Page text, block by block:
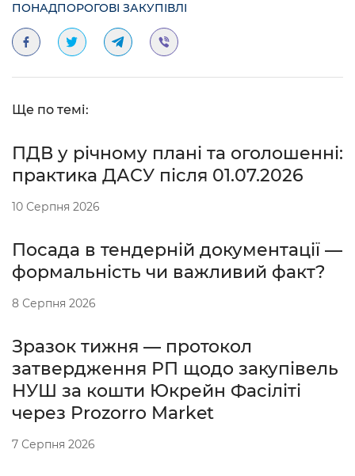
ПОНАДПОРОГОВІ ЗАКУПІВЛІ
Ще по темі:
ПДВ у річному плані та оголошенні:
практика ДАСУ після 01.07.2026
10 Серпня 2026
Посада в тендерній документації —
формальність чи важливий факт?
8 Серпня 2026
Зразок тижня — протокол
затвердження РП щодо закупівель
НУШ за кошти Юкрейн Фасіліті
через Prozorro Market
7 Серпня 2026